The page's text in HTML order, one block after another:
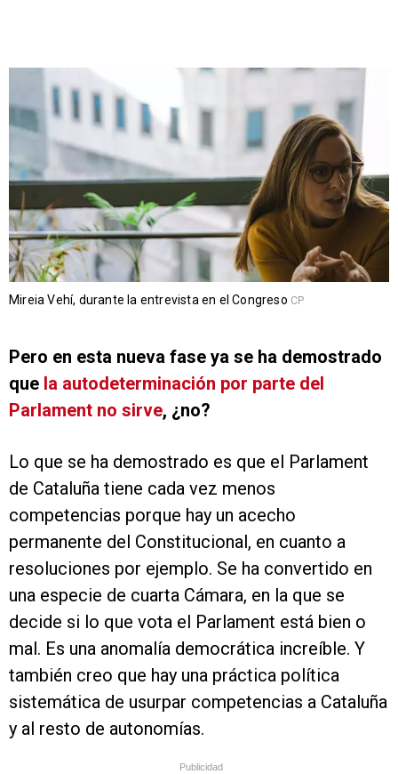
Mireia Vehí, durante la entrevista en el Congreso CP
Pero en esta nueva fase ya se ha demostrado
que la autodeterminación por parte del
Parlament no sirve, ¿no?
Lo que se ha demostrado es que el Parlament
de Cataluña tiene cada vez menos
competencias porque hay un acecho
permanente del Constitucional, en cuanto a
resoluciones por ejemplo. Se ha convertido en
una especie de cuarta Cámara, en la que se
decide si lo que vota el Parlament está bien o
mal. Es una anomalía democrática increíble. Y
también creo que hay una práctica política
sistemática de usurpar competencias a Cataluña
y al resto de autonomías.
Publicidad